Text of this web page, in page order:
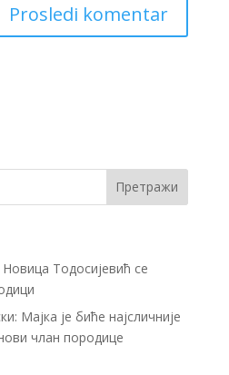
Тодосијевић се
Мајка је биће најсличније
члан породице